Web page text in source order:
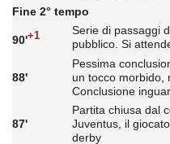
Fine 2° tempo
90'+1
Serie di passaggi
pubblico. Si
88'
Pessima
un tocco morbido,
Conclusione
87'
Partita chiusa dal
Juventus, il
derby